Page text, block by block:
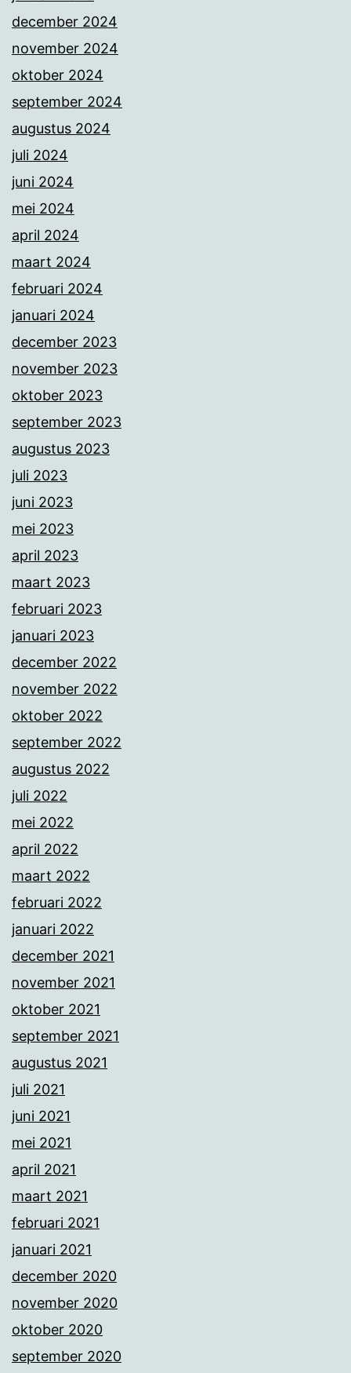
december 2024
november 2024
oktober 2024
september 2024
augustus 2024
juli 2024
juni 2024
mei 2024
april 2024
maart 2024
februari 2024
januari 2024
december 2023
november 2023
oktober 2023
september 2023
augustus 2023
juli 2023
juni 2023
mei 2023
april 2023
maart 2023
februari 2023
januari 2023
december 2022
november 2022
oktober 2022
september 2022
augustus 2022
juli 2022
mei 2022
april 2022
maart 2022
februari 2022
januari 2022
december 2021
november 2021
oktober 2021
september 2021
augustus 2021
juli 2021
juni 2021
mei 2021
april 2021
maart 2021
februari 2021
januari 2021
december 2020
november 2020
oktober 2020
september 2020